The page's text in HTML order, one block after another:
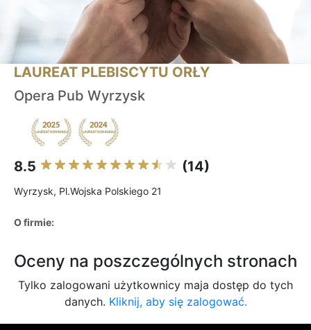
LAUREAT PLEBISCYTU ORŁY
Opera Pub Wyrzysk
8.5 (14)
Wyrzysk, Pl.Wojska Polskiego 21
O firmie:
Oceny na poszczególnych stronach
Tylko zalogowani użytkownicy maja dostęp do tych
danych. Kliknij, aby się zalogować.